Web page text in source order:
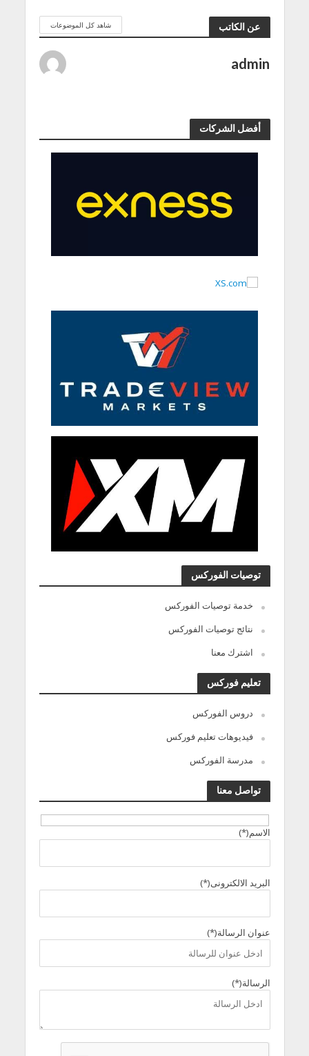
عن الكاتب شاهد كل الموضوعات
admin
أفضل الشركات
توصيات الفوركس
خدمة توصيات الفوركس
نتائج توصيات الفوركس
اشترك معنا
تعليم فوركس
دروس الفوركس
فيديوهات تعليم فوركس
مدرسة الفوركس
تواصل معنا
الاسم(*)
البريد الالكترونى(*)
عنوان الرسالة(*)
الرسالة(*)